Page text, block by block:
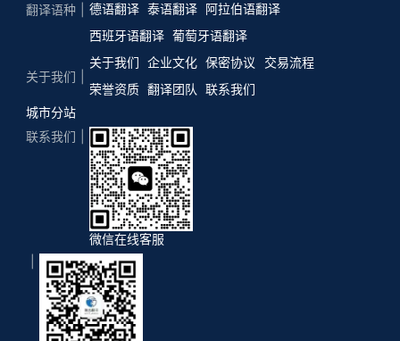
翻译语种
德语翻译 泰语翻译 阿拉伯语翻译
西班牙语翻译 葡萄牙语翻译
关于我们
关于我们 企业文化 保密协议
交易流程
荣誉资质 翻译团队
联系我们
城市分站
联系我们
微信在线客服